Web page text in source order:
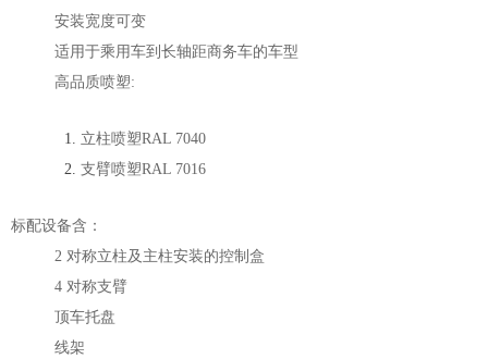
安装宽度可变
适用于乘用车到长轴距商务车的车型
高品质喷塑:
立柱喷塑RAL 7040
支臂喷塑RAL 7016
标配设备含：
2 对称立柱及主柱安装的控制盒
4 对称支臂
顶车托盘
线架